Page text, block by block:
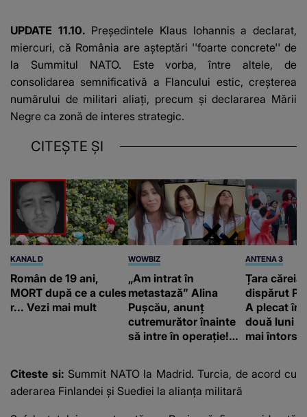
UPDATE 11.10. Preşedintele Klaus Iohannisa declarat,
miercuri, că România are aşteptări ''foarte concrete'' de
la Summitul NATO. Este vorba, între altele, de
consolidarea semnificativă a Flancului estic, creşterea
numărului de militari aliaţi, precum și declararea Mării
Negre ca zonă de interes strategic.
CITEȘTE ȘI
KANAL D
Român de 19 ani,
MORT după ce a cules
r... Vezi mai mult
WOWBIZ
„Am intrat în
metastază” Alina
Pușcău, anunț
cutremurător înainte
să intre în operație!
fanilor
ANTENA 3
Țara căreia
dispărut
A plecat în
două luni
mai întors
Citeste si: Summit NATO la Madrid. Turcia, de acord cu
aderarea Finlandei și Suediei la alianța militară